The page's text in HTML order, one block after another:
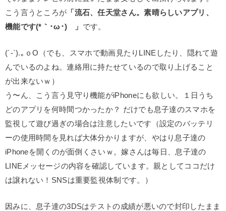
こう言うところが 「流石、任天堂さん。素晴らしいアプリ、
機能です(*｀･ω･)ゞ」 です。
(´-`).｡ｏO（でも、スマホで動画見たりLINEしたり、隠れて遊
んでいるのよね。連絡用に持たせているので取り上げること
が出来ないｗ）
う〜ん、こう言う見守り機能がiPhoneにも欲しい。１日うち
どのアプリを何時間つかったか？ だけでも息子達のスマホを
監視して遊び過ぎの場合は注意したいです（設定のバッテリ
ーの使用時間を見れば大体分かりますが、やはり息子達の
iPhoneを開くのが面倒くさいｗ。嫁さんは毎日、息子達の
LINEメッセージの内容を確認しています。親としてココだけ
は譲れない！SNSは重要監視体制です。）
因みに、息子達の3DSはテストの成績が悪いので封印したまま